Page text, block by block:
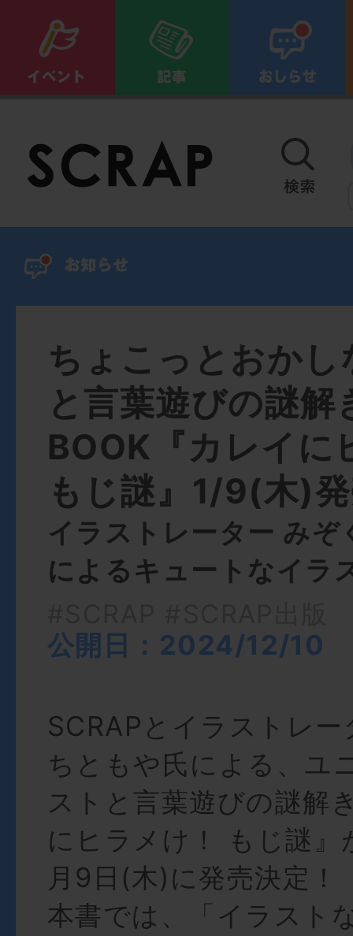
ちょこっとおか
と言葉遊びの謎解
BOOK『カレイに
もじ謎』1/9(木)
イラストレーター みぞ
によるキュートなイラ
公開日：2024/12/10
SCRAPとイラストレ
ちともや氏による、ユ
ストと言葉遊びの謎解
にヒラメけ！ もじ謎
月9日(木)に発売決定！
本書では、「イラスト